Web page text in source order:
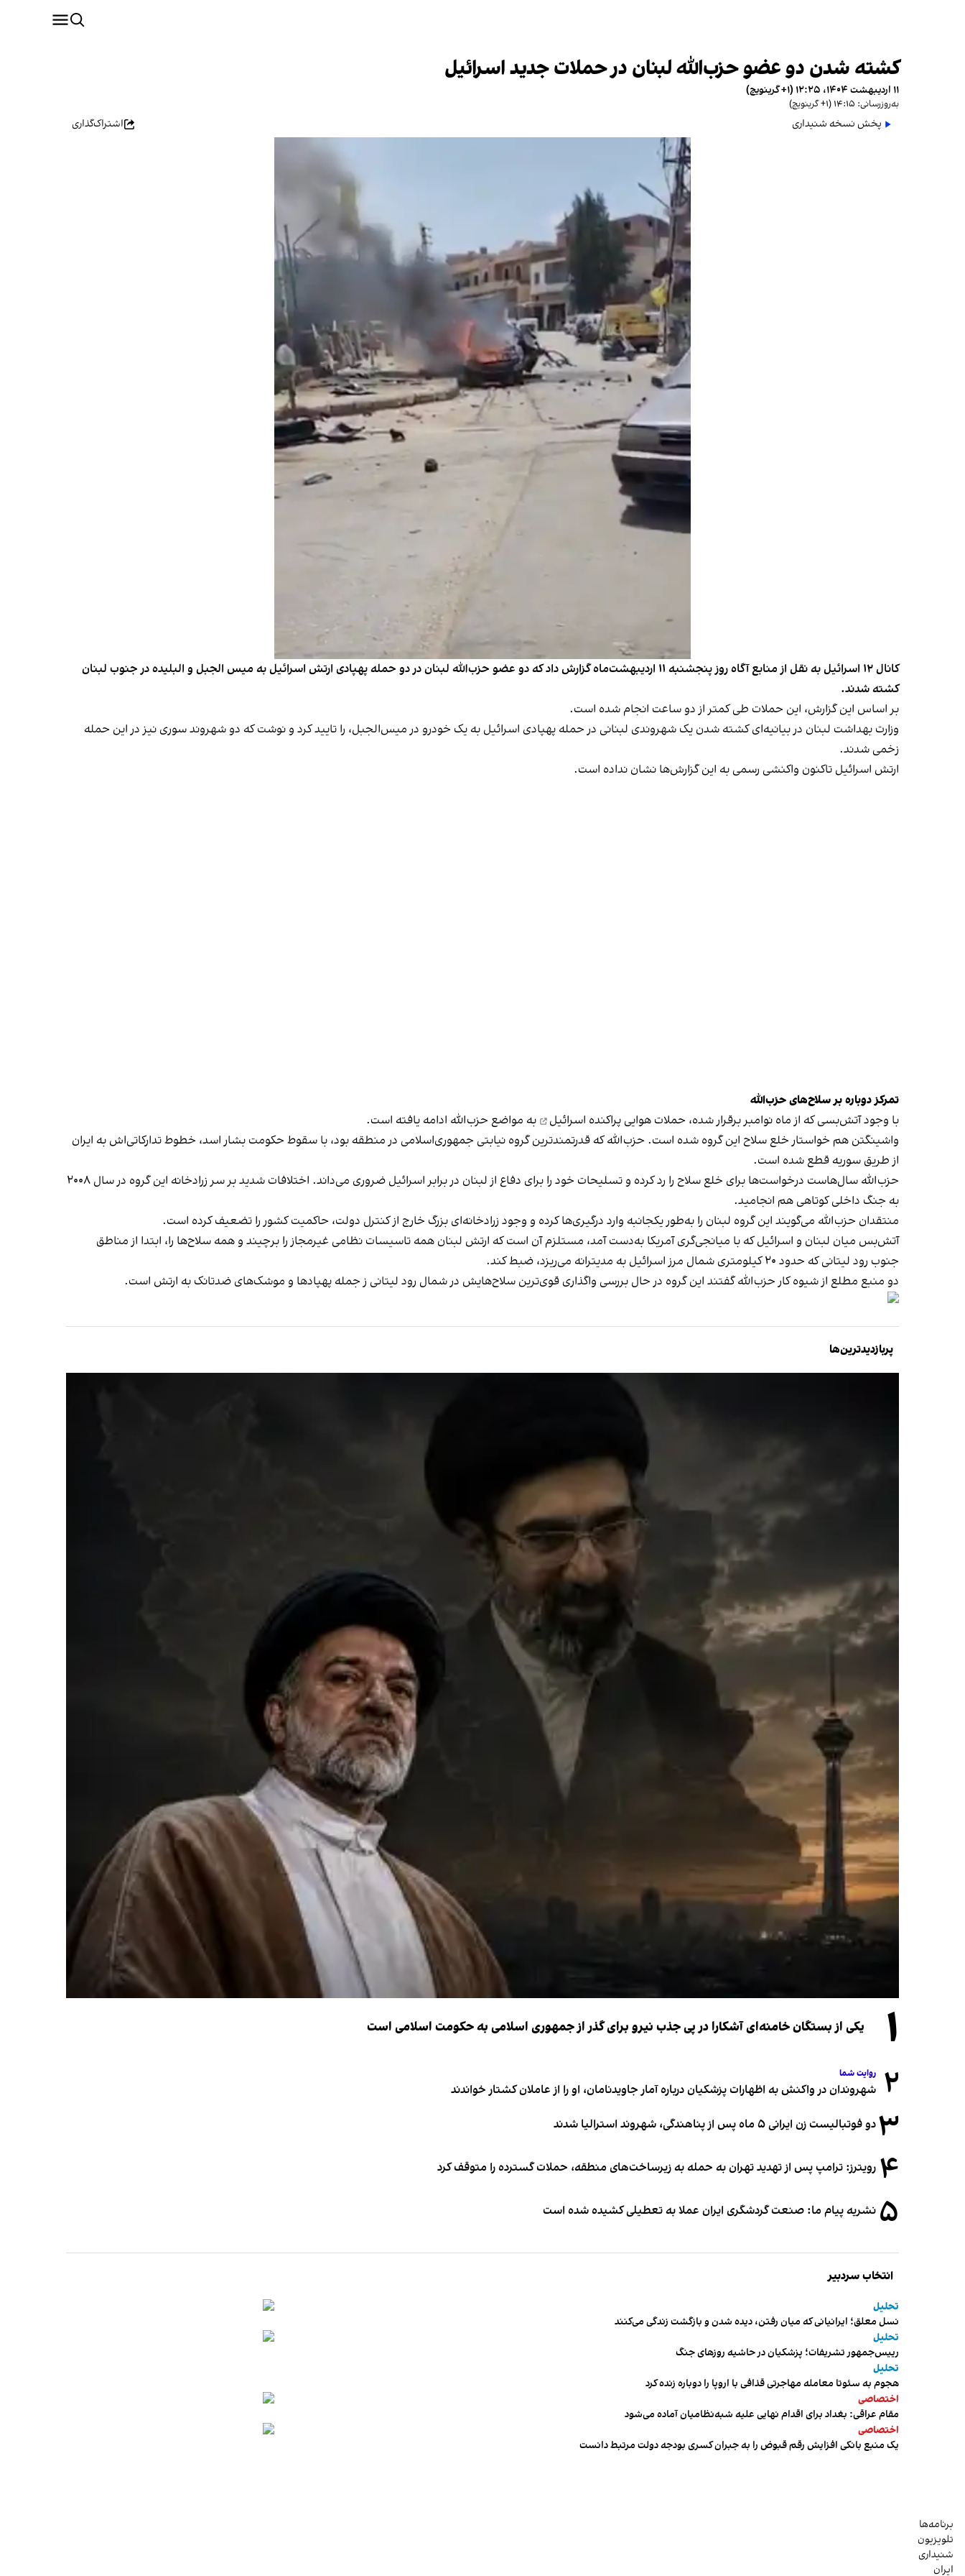
کشته شدن دو عضو حزب‌الله لبنان در حملات جدید اسرائیل
۱۱ اردیبهشت ۱۴۰۴، ۱۲:۲۵ (‎+۱ گرینویچ)
به‌روزرسانی: ۱۴:۱۵ (‎+۱ گرینویچ)
پخش نسخه شنیداری اشتراک‌گذاری
کانال ۱۲ اسرائیل به نقل از منابع آگاه روز پنجشنبه ۱۱ اردیبهشت‌ماه گزارش داد که دو عضو حزب‌الله لبنان در دو حمله پهپادی ارتش اسرائیل به میس الجبل و البلیده در جنوب لبنان
کشته شدند.
بر اساس این گزارش، این حملات طی کمتر از دو ساعت انجام شده است.
وزارت بهداشت لبنان در بیانیه‌ای کشته شدن یک شهروندی لبنانی در حمله پهپادی اسرائیل به یک خودرو در میس‌الجبل، را تایید کرد و نوشت که دو شهروند سوری نیز در این حمله
زخمی شدند.
ارتش اسرائیل تاکنون واکنشی رسمی به این گزارش‌ها نشان نداده است.
تمرکز دوباره بر سلاح‌های حزب‌الله
با وجود آتش‌بسی که از ماه نوامبر برقرار شده، حملات هوایی پراکنده اسرائیل
به مواضع حزب‌الله ادامه یافته است.
واشینگتن هم خواستار خلع سلاح این گروه شده است. حزب‌الله که قدرتمندترین گروه نیابتی جمهوری‌اسلامی در منطقه بود، با سقوط حکومت بشار اسد، خطوط تدارکاتی‌اش به ایران
از طریق سوریه قطع شده است.
حزب‌الله سال‌هاست درخواست‌ها برای خلع سلاح را رد کرده و تسلیحات خود را برای دفاع از لبنان در برابر اسرائیل ضروری می‌داند. اختلافات شدید بر سر زرادخانه این گروه در سال ۲۰۰۸
به جنگ داخلی کوتاهی هم انجامید.
منتقدان حزب‌الله می‌گویند این گروه لبنان را به‌طور یکجانبه وارد درگیری‌ها کرده و وجود زرادخانه‌ای بزرگ خارج از کنترل دولت، حاکمیت کشور را تضعیف کرده است.
آتش‌بس میان لبنان و اسرائیل که با میانجی‌گری آمریکا به‌دست آمد، مستلزم آن است که ارتش لبنان همه تاسیسات نظامی غیرمجاز را برچیند و همه سلاح‌ها را، ابتدا از مناطق
جنوب رود لیتانی که حدود ۲۰ کیلومتری شمال مرز اسرائیل به مدیترانه می‌ریزد، ضبط کند.
دو منبع مطلع از شیوه کار حزب‌الله گفتند این گروه در حال بررسی واگذاری قوی‌ترین سلاح‌هایش در شمال رود لیتانی ز جمله پهپادها و موشک‌های ضدتانک به ارتش است.
پربازدیدترین‌ها
۱ یکی از بستگان خامنه‌ای آشکارا در پی جذب نیرو برای گذر از جمهوری اسلامی به حکومت اسلامی است
۲ روایت شما
شهروندان در واکنش به اظهارات پزشکیان درباره آمار جاویدنامان، او را از عاملان کشتار خواندند
۳دو فوتبالیست زن ایرانی ۵ ماه پس از پناهندگی، شهروند استرالیا شدند
۴ رویترز: ترامپ پس از تهدید تهران به حمله به زیرساخت‌های منطقه، حملات گسترده را متوقف کرد
۵ نشریه پیام ما: صنعت گردشگری ایران عملا به تعطیلی کشیده شده است
انتخاب سردبیر
تحلیل
نسل معلق؛ ایرانیانی که میان رفتن، دیده شدن و بازگشت زندگی می‌کنند
تحلیل
رییس‌جمهور تشریفات؛ پزشکیان در حاشیه روزهای جنگ
تحلیل
هجوم به سئوتا معامله مهاجرتی قذافی با اروپا را دوباره زنده کرد
اختصاصی
مقام عراقی: بغداد برای اقدام نهایی علیه شبه‌نظامیان آماده می‌شود
اختصاصی
یک منبع بانکی افزایش رقم قبوض را به جبران کسری بودجه دولت مرتبط دانست
برنامه‌ها
تلویزیون
شنیداری
ایران